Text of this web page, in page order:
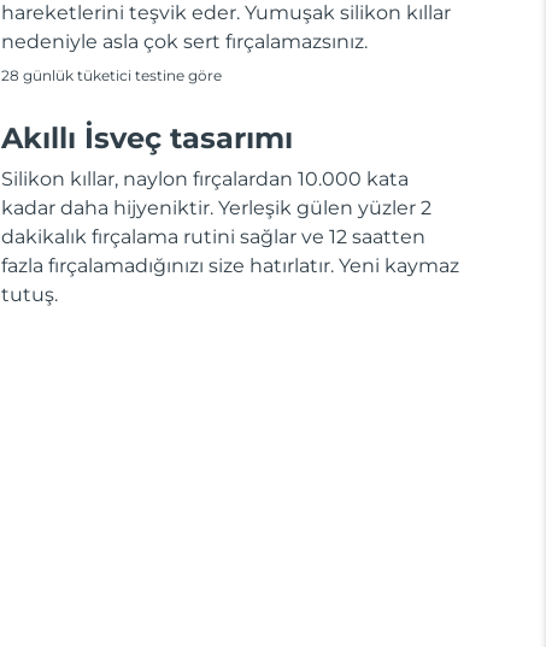
hareketlerini teşvik eder. Yumuşak silikon kıllar
nedeniyle asla çok sert fırçalamazsınız.
28 günlük tüketici testine göre
Akıllı İsveç tasarımı
Silikon kıllar, naylon fırçalardan 10.000 kata
kadar daha hijyeniktir. Yerleşik gülen yüzler 2
dakikalık fırçalama rutini sağlar ve 12 saatten
fazla fırçalamadığınızı size hatırlatır. Yeni kaymaz
tutuş.